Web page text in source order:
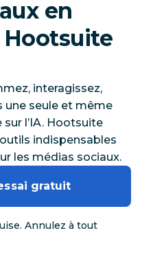
en
Hootsuite
interagissez,
une seule et même
l’IA. Hootsuite
indispensables
les médias sociaux.
gratuit
Annulez à tout